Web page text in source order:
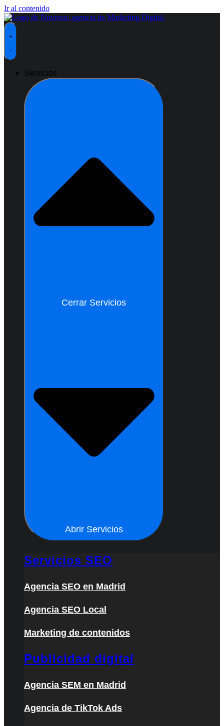
Ir al contenido
Servicios
Cerrar Servicios
Abrir Servicios
Servicios SEO
Agencia SEO en Madrid
Agencia SEO Local
Marketing de contenidos
Publicidad digital
Agencia SEM en Madrid
Agencia de TikTok Ads